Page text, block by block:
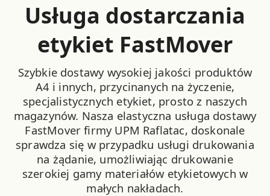
Usługa dostarczania
etykiet FastMover
Szybkie dostawy wysokiej jakości produktów
A4 i innych, przycinanych na życzenie,
specjalistycznych etykiet, prosto z naszych
magazynów. Nasza elastyczna usługa dostawy
FastMover firmy UPM Raflatac, doskonale
sprawdza się w przypadku usługi drukowania
na żądanie, umożliwiając drukowanie
szerokiej gamy materiałów etykietowych w
małych nakładach.